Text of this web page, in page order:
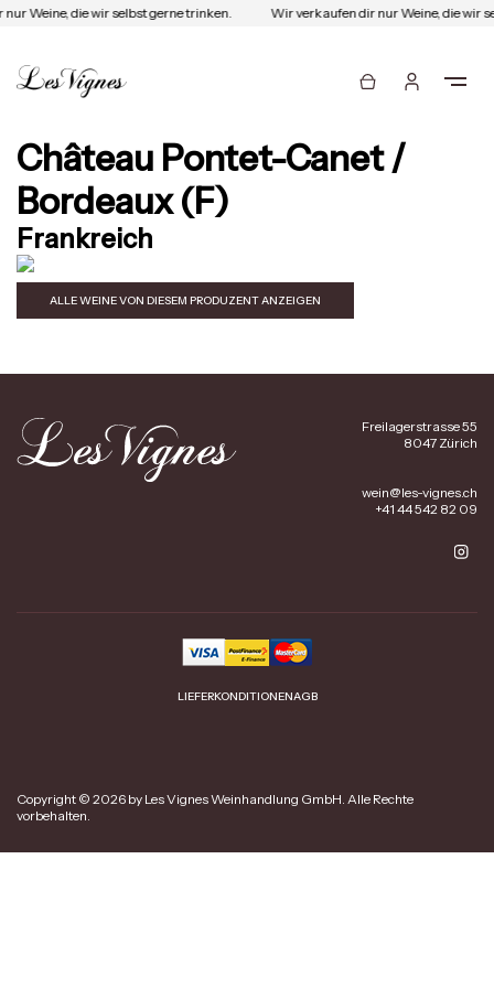
Weine, die wir selbst gerne trinken. Wir verkaufen dir nur Weine, die wir
Château Pontet-Canet /
Bordeaux (F)
Frankreich
ALLE WEINE VON DIESEM PRODUZENT ANZEIGEN
Freilagerstrasse 55
8047 Zürich
wein@les-vignes.ch
+41 44 542 82 09
LIEFERKONDITIONENAGB
Copyright © 2026 by Les Vignes Weinhandlung GmbH. Alle Rechte
vorbehalten.